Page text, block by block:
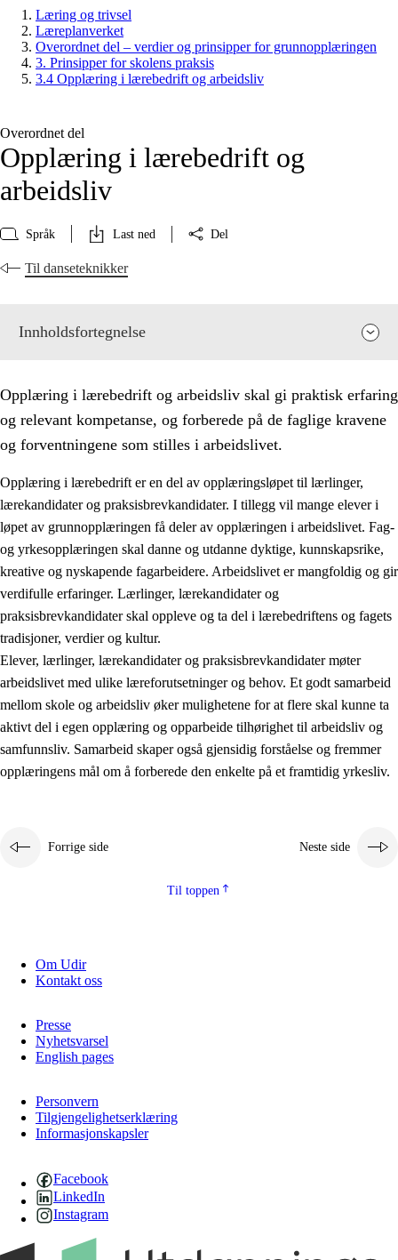
Læring og trivsel
Læreplanverket
Overordnet del – verdier og prinsipper for grunnopplæringen
3. Prinsipper for skolens praksis
3.4 Opplæring i lærebedrift og arbeidsliv
Overordnet del
Opplæring i lærebedrift og
arbeidsliv
Språk Last ned Del
Til danseteknikker
Innholdsfortegnelse
3. Prinsipper for skolens praksis
3.1 Et inkluderende læringsmiljø
3.2 Undervisning og tilpasset opplæring
3.3 Samarbeid mellom hjem og skole
3.5 Profesjonsfellesskap og skoleutvikling
Opplæring i lærebedrift og arbeidsliv skal gi praktisk erfaring
og relevant kompetanse, og forberede på de faglige kravene
og forventningene som stilles i arbeidslivet.
Opplæring i lærebedrift er en del av opplæringsløpet til lærlinger,
lærekandidater og praksisbrevkandidater. I tillegg vil mange elever i
løpet av grunnopplæringen få deler av opplæringen i arbeidslivet. Fag-
og yrkesopplæringen skal danne og utdanne dyktige, kunnskapsrike,
kreative og nyskapende fagarbeidere. Arbeidslivet er mangfoldig og gir
verdifulle erfaringer. Lærlinger, lærekandidater og
praksisbrevkandidater skal oppleve og ta del i lærebedriftens og fagets
tradisjoner, verdier og kultur.
Elever, lærlinger, lærekandidater og praksisbrevkandidater møter
arbeidslivet med ulike læreforutsetninger og behov. Et godt samarbeid
mellom skole og arbeidsliv øker mulighetene for at flere skal kunne ta
aktivt del i egen opplæring og opparbeide tilhørighet til arbeidsliv og
samfunnsliv. Samarbeid skaper også gjensidig forståelse og fremmer
opplæringens mål om å forberede den enkelte på et framtidig yrkesliv.
Forrige side Neste side
Til toppen
Om Udir
Kontakt oss
Presse
Nyhetsvarsel
English pages
Personvern
Tilgjengelighetserklæring
Informasjonskapsler
Facebook
LinkedIn
Instagram